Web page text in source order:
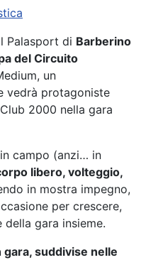
Palasport di Barberino
del Circuito
un
vedrà protagoniste
2000 nella gara
campo (anzi… in
libero, volteggio,
in mostra impegno,
per crescere,
della gara insieme.
suddivise nelle